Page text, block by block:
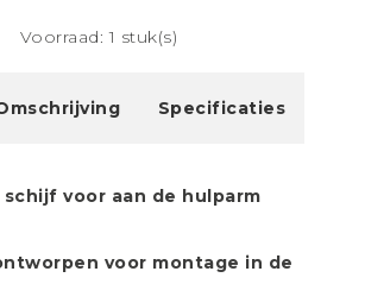
Voorraad: 1 stuk(s)
Specificaties
schijf voor aan de hulparm
voor montage in de